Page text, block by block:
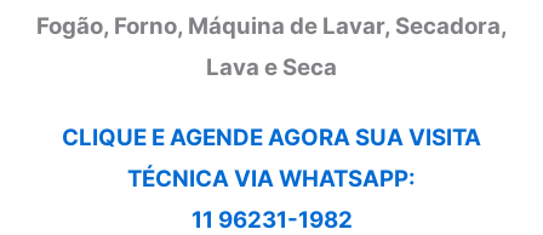
Fogão, Forno, Máquina de Lavar, Secadora,
Lava e Seca
CLIQUE E AGENDE AGORA SUA VISITA
TÉCNICA VIA WHATSAPP:
11 96231-1982